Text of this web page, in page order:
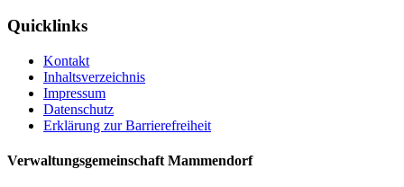
Quicklinks
Kontakt
Inhaltsverzeichnis
Impressum
Datenschutz
Erklärung zur Barrierefreiheit
Verwaltungsgemeinschaft Mammendorf